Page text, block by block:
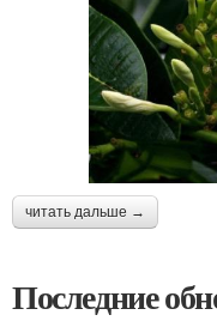
читать дальше →
Последние